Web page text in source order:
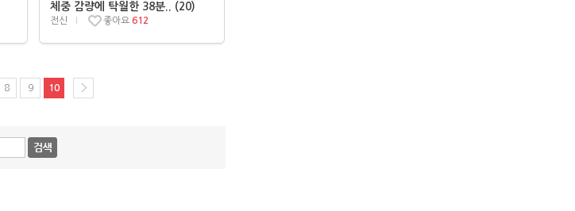
체중 감량에 탁월한 38분.. (20)
전신 좋아요 612
8 9 10